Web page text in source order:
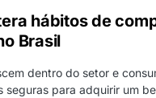
hábitos de
Brasil
dentro do setor e
seguras para adquirir um